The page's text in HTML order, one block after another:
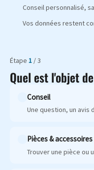
Conseil personnalisé,
Vos données restent
Étape 1 / 3
Quel est l'objet
Conseil
Une question, un avis
Pièces & accessoires
Trouver une pièce ou